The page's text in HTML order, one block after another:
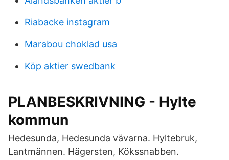
Riabacke instagram
Marabou choklad usa
Köp aktier swedbank
PLANBESKRIVNING - Hylte
kommun
Hedesunda, Hedesunda vävarna. Hyltebruk,
Lantmännen. Hägersten, Kökssnabben.